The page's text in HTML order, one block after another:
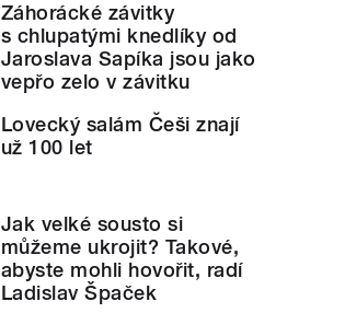
Záhorácké závitky
s chlupatými knedlíky od
Jaroslava Sapíka jsou jako
vepřo zelo v závitku
Lovecký salám Češi znají
už 100 let
Jak velké sousto si
můžeme ukrojit? Takové,
abyste mohli hovořit, radí
Ladislav Špaček